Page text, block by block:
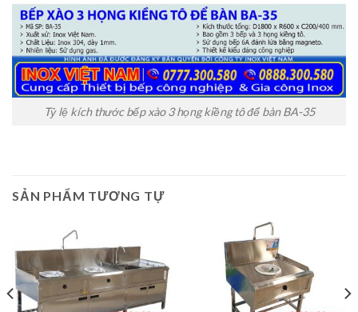
Tỷ lệ kích thước bếp xào 3 họng kiềng tô để bàn BA-35
SẢN PHẨM TƯƠNG TỰ